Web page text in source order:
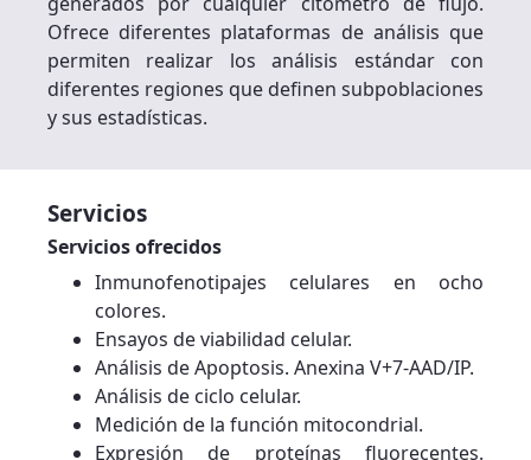
Ofrece diferentes plataformas de análisis que
permiten realizar los análisis estándar con
diferentes regiones que definen subpoblaciones
y sus estadísticas.
Servicios
Servicios ofrecidos
Inmunofenotipajes celulares en ocho
colores.
Ensayos de viabilidad celular.
Análisis de Apoptosis. Anexina V+7-AAD/IP.
Análisis de ciclo celular.
Medición de la función mitocondrial.
Expresión de proteínas fluorecentes.